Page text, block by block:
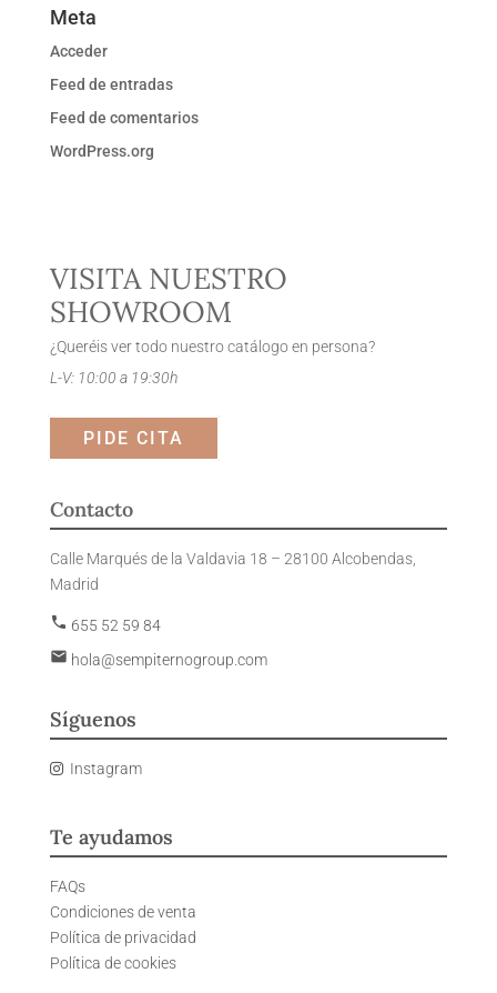
Meta
Acceder
Feed de entradas
Feed de comentarios
WordPress.org
VISITA NUESTRO
SHOWROOM
¿Queréis ver todo nuestro catálogo en persona?
L-V: 10:00 a 19:30h
PIDE CITA
Contacto
Calle Marqués de la Valdavia 18 – 28100 Alcobendas,
Madrid
phone 655 52 59 84
email hola@sempiternogroup.com
Síguenos
Instagram
Te ayudamos
FAQs
Condiciones de venta
Política de privacidad
Política de cookies